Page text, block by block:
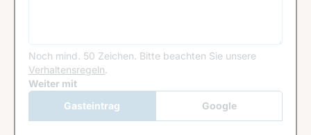
Noch mind. 50 Zeichen. Bitte beachten Sie unsere
Verhaltensregeln.
Google Recaptcha
Weiter mit
Gasteintrag
Google
Anmeldung